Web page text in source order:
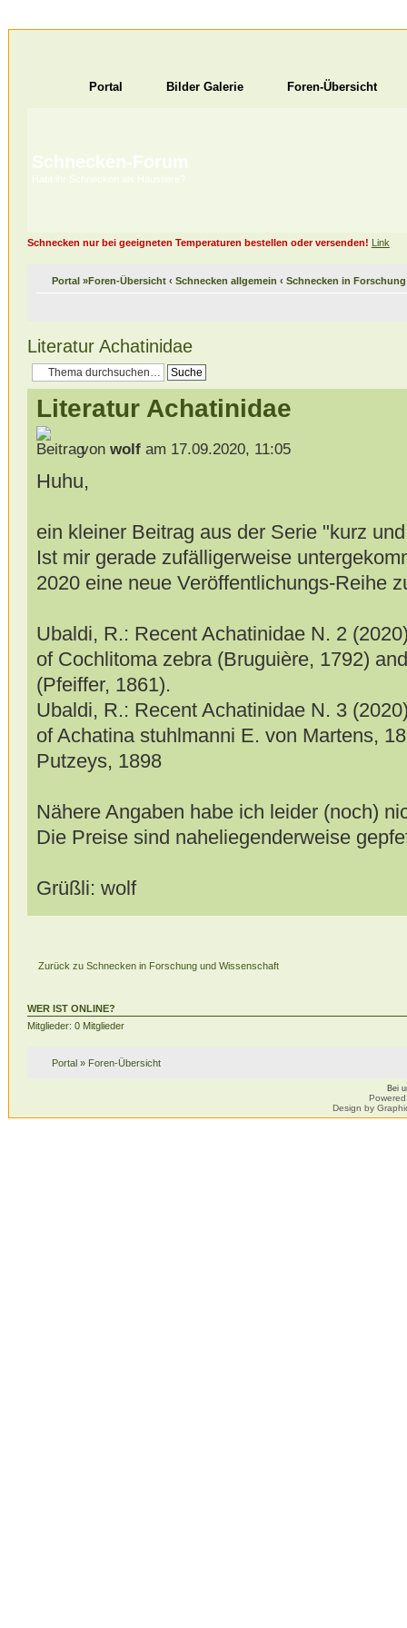
Portal Bilder Galerie Foren-Übersicht
Schnecken-Forum
Habt ihr Schnecken als Haustiere?
Schnecken nur bei geeigneten Temperaturen bestellen oder versenden! Link
Portal»Foren-Übersicht ‹ Schnecken allgemein ‹ Schnecken in
Literatur Achatinidae
Literatur Achatinidae
von wolfam 17.09.2020, 11:05
Huhu,
ein kleiner Beitrag aus der Serie "kurz
Ist mir gerade zufälligerweise
2020 eine neue Veröffentlichungs-Reihe
Ubaldi, R.: Recent Achatinidae N. 2
of Cochlitoma zebra (Bruguière, 1792)
(Pfeiffer, 1861).
Ubaldi, R.: Recent Achatinidae N. 3
of Achatina stuhlmanni E. von Martens,
Putzeys, 1898
Nähere Angaben habe ich leider (noch)
Die Preise sind naheliegenderweise
Grüßli: wolf
Zurück zu Schnecken in Forschung und Wissenschaft
WER IST ONLINE?
Mitglieder: 0 Mitglieder
Portal» Foren-Übersicht
Bei
Design by